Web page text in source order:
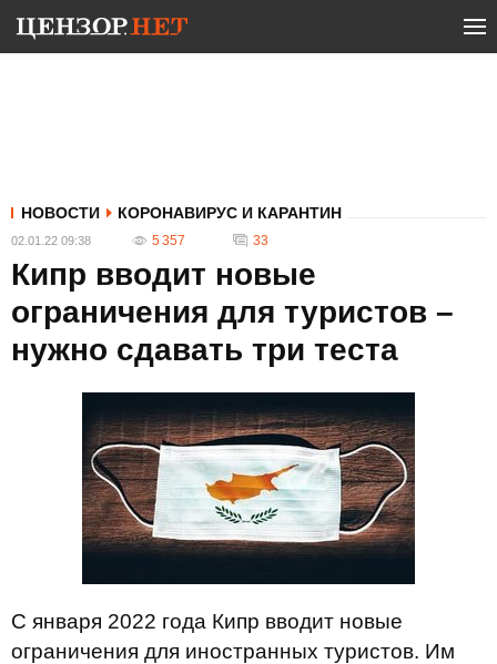
НОВОСТИ КОРОНАВИРУС И КАРАНТИН
02.01.22 09:38 5 357 33
Кипр вводит новые
ограничения для туристов –
нужно сдавать три теста
С января 2022 года Кипр вводит новые
ограничения для иностранных туристов. Им